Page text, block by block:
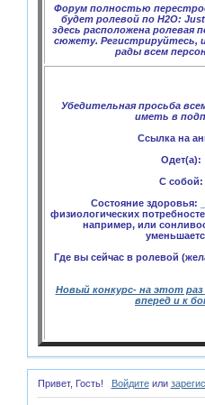
Форум полностью
будет ролевой по H2O:
здесь расположена ролевая
сюжету. Регистрируйтесь,
рады всем
Убедительная просьба
иметь в
Ссылка на
Одет(а):
С собой:
Состояние здоровья:
физиологических
например, или
Где вы сейчас в ролевой
Новый конкурс- на этот
вперед и к
Привет, Гость! Войдитеили